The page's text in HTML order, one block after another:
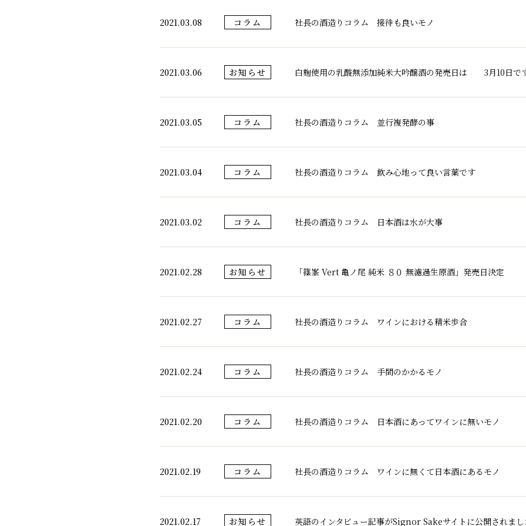
2021.03.08 コラム 社長の酒造りコラム 接待も良いモノ
2021.03.06 お知らせ 白麹使用の乳酸無添加純米大吟醸酒の発売日は 3月10日で
2021.03.05 コラム 社長の酒造りコラム 並行複発酵の事
2021.03.04 コラム 社長の酒造りコラム 飲み心地って良い言葉です
2021.03.02 コラム 社長の酒造りコラム 日本酒は水が大事
2021.02.28 お知らせ 「篠峯 Vert 亀ノ尾 純米 ８０ 無濾過生原酒」発売日決定
2021.02.27 コラム 社長の酒造りコラム ワインにおける精米歩合
2021.02.24 コラム 社長の酒造りコラム 手間のかかるモノ
2021.02.20 コラム 社長の酒造りコラム 日本酒にあってワインに無いモノ
2021.02.19 コラム 社長の酒造りコラム ワインに無くて日本酒にあるモノ
2021.02.17 お知らせ 英語のインタビュー記事がSignor Sakeサイトに公開されま